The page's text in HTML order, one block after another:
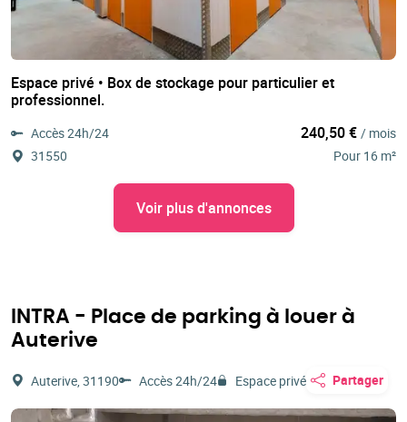
Espace privé • Box de stockage pour particulier et
professionnel.
Accès 24h/24
31550
240,50 € / mois
Pour 16 m²
Voir plus d'annonces
INTRA - Place de parking à louer à
Auterive
Auterive, 31190 Accès 24h/24 Espace privé Partager